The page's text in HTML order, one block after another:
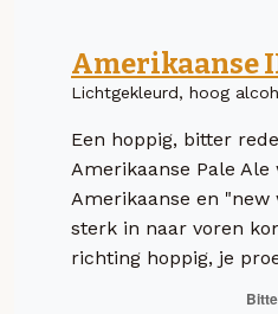
Amerikaanse
Lichtgekleurd, hoog
Een hoppig, bitter
Amerikaanse Pale Ale
Amerikaanse en "new
sterk in naar voren
richting hoppig, je